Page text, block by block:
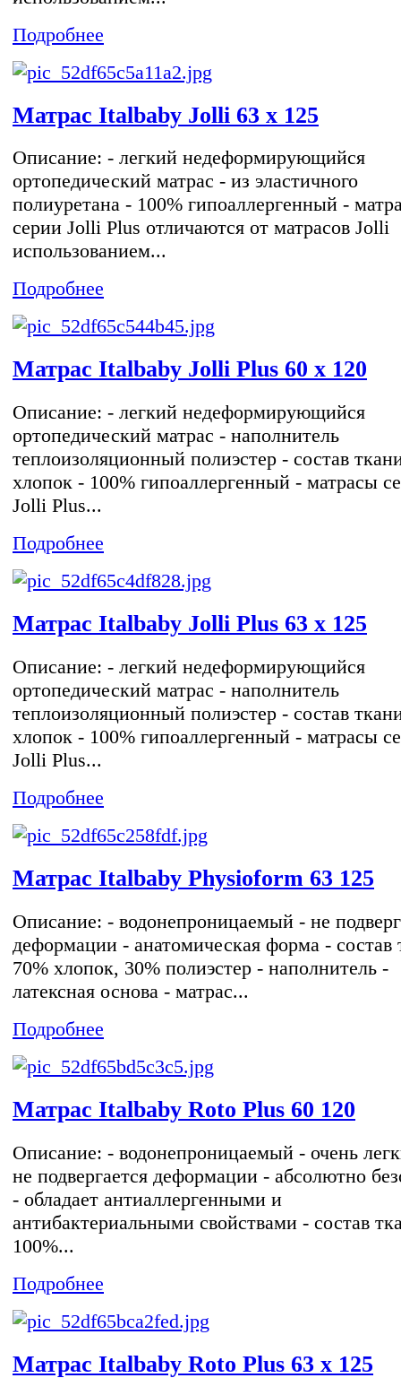
Подробнее
Матрас Italbaby Jolli 63 х 125
Описание: - легкий недеформирующийся
ортопедический матрас - из эластичного
полиуретана - 100% гипоаллергенный -
серии Jolli Plus отличаются от матрасов Jolli
использованием...
Подробнее
Матрас Italbaby Jolli Plus 60 х 120
Описание: - легкий недеформирующийся
ортопедический матрас - наполнитель
теплоизоляционный полиэстер - состав
хлопок - 100% гипоаллергенный - матрасы
Jolli Plus...
Подробнее
Матрас Italbaby Jolli Plus 63 х 125
Описание: - легкий недеформирующийся
ортопедический матрас - наполнитель
теплоизоляционный полиэстер - состав
хлопок - 100% гипоаллергенный - матрасы
Jolli Plus...
Подробнее
Матрас Italbaby Physioform 63 125
Описание: - водонепроницаемый - не
деформации - анатомическая форма - состав
70% хлопок, 30% полиэстер - наполнитель -
латексная основа - матрас...
Подробнее
Матрас Italbaby Roto Plus 60 120
Описание: - водонепроницаемый - очень
не подвергается деформации - абсолютно
- обладает антиаллергенными и
антибактериальными свойствами - состав
100%...
Подробнее
Матрас Italbaby Roto Plus 63 х 125